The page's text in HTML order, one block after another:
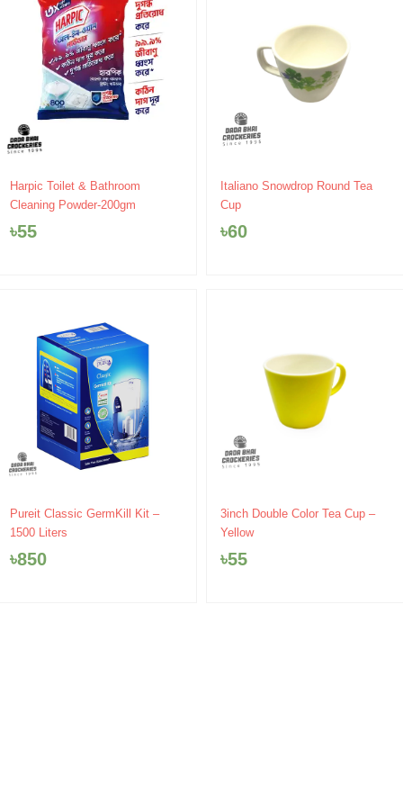
Harpic Toilet & Bathroom
Cleaning Powder-200gm
৳55
Italiano Snowdrop Round Tea
Cup
৳60
Pureit Classic GermKill Kit –
1500 Liters
৳850
3inch Double Color Tea Cup –
Yellow
৳55